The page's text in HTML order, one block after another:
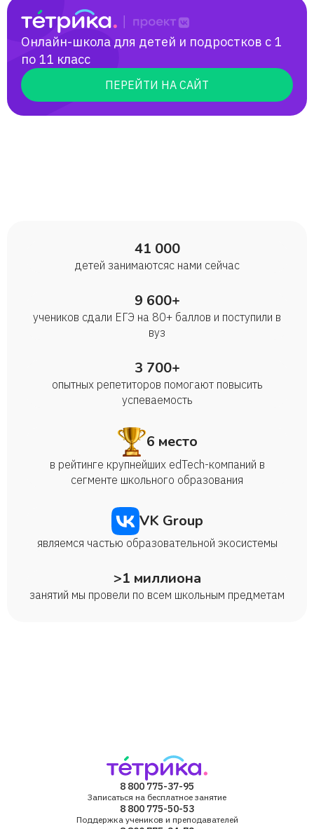
Онлайн-школа для детей и подростков с 1
по 11 класс
ПЕРЕЙТИ НА САЙТ
41 000
детей занимаются с нами сейчас
9 600+
учеников сдали ЕГЭ на 80+ баллов и поступили в
вуз
3 700+
опытных репетиторов помогают повысить
успеваемость
6 место
в рейтинге крупнейших edTech-компаний в
сегменте школьного образования
VK Group
являемся частью образовательной экосистемы
>1 миллиона
занятий мы провели по всем школьным предметам
8 800 775-37-95
Записаться на бесплатное занятие
8 800 775-50-53
Поддержка учеников и преподавателей